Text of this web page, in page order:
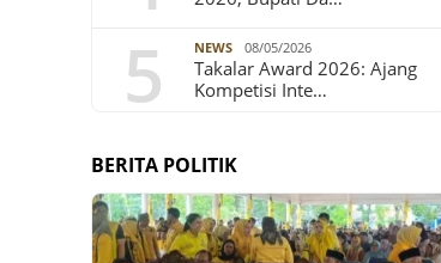
5 NEWS 08/05/2026
Takalar Award 2026: Ajang
Kompetisi Inte…
BERITA POLITIK